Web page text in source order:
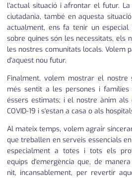
l'actual situació i afrontar el futur.
ciutadania, també en aquesta
actualment, ens fa tenir un especial
sobre quines són les necessitats, els
les nostres comunitats locals. Volem
d'aquest nou futur.
Finalment, volem mostrar el
més sentit a les persones i
éssers estimats; i el nostre ànim als
COVID-19 i s'estan a casa o als
Al mateix temps, volem agrair
que treballen en serveis essencials
especialment a totes i tots els
equips d'emergència que, de
nit, incansablement, per revertir